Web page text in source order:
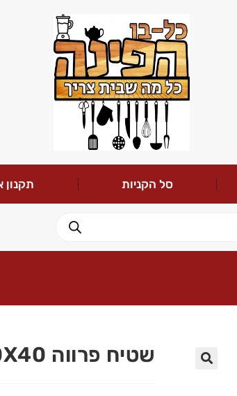
סל הקניות תקנון
שטיח פרווה 60X40 ס״מ